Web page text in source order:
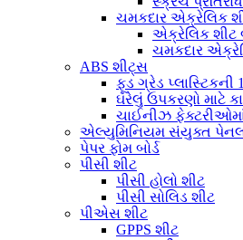
ચમકદાર એક્રેલિક
એક્રેલિક શીટ
ચમકદાર
ABS શીટ્સ
ફૂડ ગ્રેડ પ્લાસ્ટિકની
ઘરેલું ઉપકરણો માટે
ચાઈનીઝ
એલ્યુમિનિયમ સંયુક્ત
પેપર ફોમ બોર્ડ
પીસી શીટ
પીસી હોલો શીટ
પીસી સોલિડ શીટ
પીએસ શીટ
GPPS શીટ